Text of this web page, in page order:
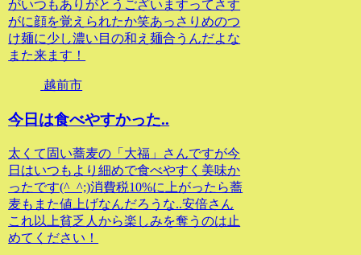
がいつもありがとうございますってさす
がに顔を覚えられたか笑あっさりめのつ
け麺に少し濃い目の和え麺合うんだよな
また来ます！
越前市
今日は食べやすかった..
太くて固い蕎麦の「大福」さんですが今
日はいつもより細めで食べやすく美味か
ったです(^_^;)消費税10%に上がったら蕎
麦もまた値上げなんだろうな..安倍さん
これ以上貧乏人から楽しみを奪うのは止
めてください！